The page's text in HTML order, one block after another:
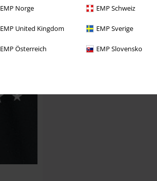
EMP Norge EMP Schweiz
EMP United Kingdom EMP Sverige
EMP Österreich EMP Slovensko